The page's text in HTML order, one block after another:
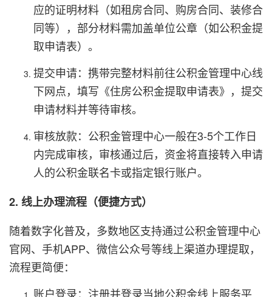
应的证明材料（如租房合同、购房合同、装修合
同等），部分材料需加盖单位公章（如公积金提
取申请表）。
提交申请：携带完整材料前往公积金管理中心线
下网点，填写《住房公积金提取申请表》，提交
申请材料并等待审核。
审核放款：公积金管理中心一般在3-5个工作日
内完成审核，审核通过后，资金将直接转入申请
人的公积金联名卡或指定银行账户。
2. 线上办理流程（便捷方式）
随着数字化普及，多数地区支持通过公积金管理中心
官网、手机APP、微信公众号等线上渠道办理提取，
流程更简便：
账户登录：注册并登录当地公积金线上服务平